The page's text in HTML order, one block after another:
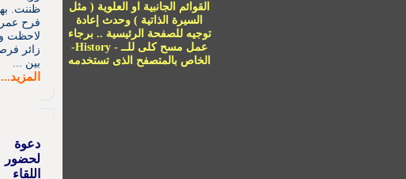
القوائم الجانبية او العلوية ( مثل
السيرة الذاتية ) وحدث إعادة
توجيه للصفحة الرئيسية .. برجاء
عمل مسح كلى للــ - History
-
الخاص بالمتصفح الذى تستخدمه